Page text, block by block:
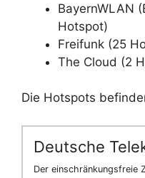
BayernWLAN
Hotspot)
Freifunk (25
The Cloud (2
Die Hotspots
Deutsche
Der einschränkungsfreie